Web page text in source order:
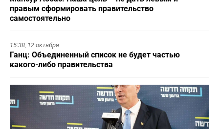
правым сформировать правительство
самостоятельно
15:38, 12 октября
Ганц: Объединенный список не будет частью
какого-либо правительства